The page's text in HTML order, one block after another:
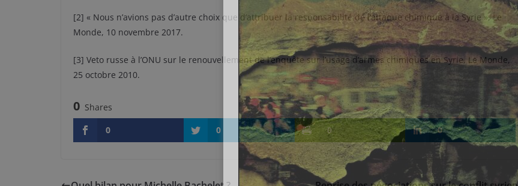
[2] « Nous n’avions pas d’autre choix que d’attribuer la responsabilité de l’attaque chimique à la Syrie », Le
Monde, 10 novembre 2017.
[3] Veto russe à l’ONU sur le renouvellement de l’enquête sur l’usage d’armes chimiques en Syrie, Le Monde,
25 octobre 2010.
0 Shares
0
0 0 0